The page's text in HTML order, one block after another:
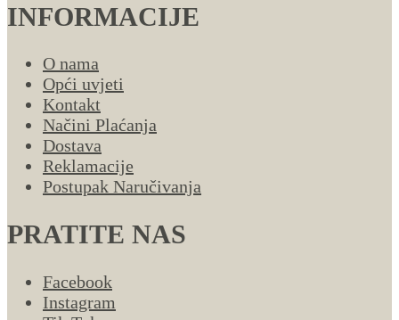
INFORMACIJE
O nama
Opći uvjeti
Kontakt
Načini Plaćanja
Dostava
Reklamacije
Postupak Naručivanja
PRATITE NAS
Facebook
Instagram